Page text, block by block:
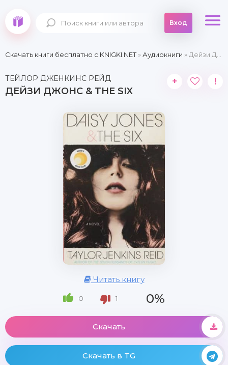
Вход
Скачать книги бесплатно c KNIGKI.NET»Аудиокниги » Дейзи Джонс & The Six
ТЕЙЛОР ДЖЕНКИНС РЕЙД
ДЕЙЗИ ДЖОНС & THE SIX
+ !
Читать книгу
0 1 0%
Скачать
Скачать в TG